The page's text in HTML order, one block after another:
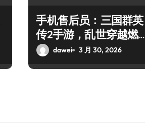
手机售后员：三国群英
传2手游，乱世穿越燃战
魂
dawei 3 月 30, 2026